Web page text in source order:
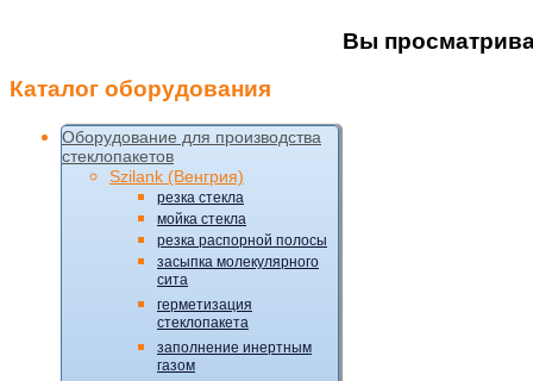
Вы
Каталог оборудования
Оборудование для производства
стеклопакетов
Szilank (Венгрия)
резка стекла
мойка стекла
резка распорной полосы
засыпка молекулярного
сита
герметизация
стеклопакета
заполнение инертным
газом